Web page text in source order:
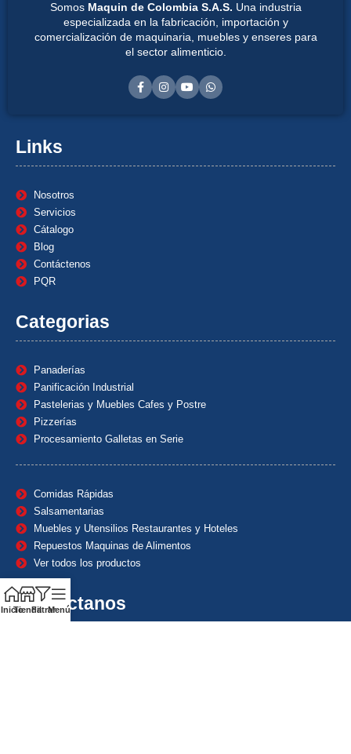
Somos Maquin de Colombia S.A.S. Una industria
especializada en la fabricación, importación y
comercialización de maquinaria, muebles y enseres para
el sector alimenticio.
Links
Nosotros
Servicios
Cátalogo
Blog
Contáctenos
PQR
Categorias
Panaderías
Panificación Industrial
Pastelerias y Muebles Cafes y Postre
Pizzerías
Procesamiento Galletas en Serie
Comidas Rápidas
Salsamentarias
Muebles y Utensilios Restaurantes y Hoteles
Repuestos Maquinas de Alimentos
Ver todos los productos
Contáctanos
InicioTiendaFiltrarMenú